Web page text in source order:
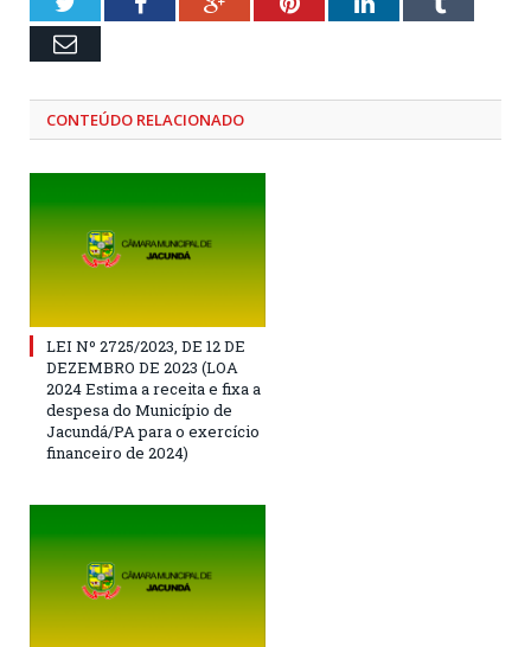
Email
CONTEÚDO RELACIONADO
LEI Nº 2725/2023, DE 12 DE
DEZEMBRO DE 2023 (LOA
2024 Estima a receita e fixa a
despesa do Município de
Jacundá/PA para o exercício
financeiro de 2024)